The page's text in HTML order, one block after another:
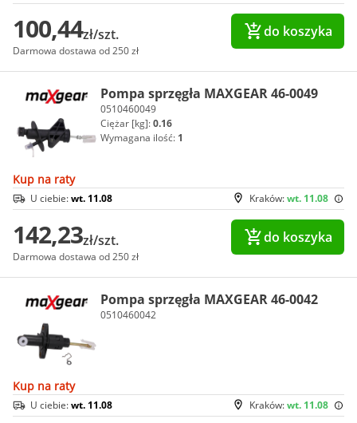
100,44zł/szt.
Darmowa dostawa od 250 zł
do koszyka
Pompa sprzęgła MAXGEAR 46-0049
0510460049
Ciężar [kg]:0.16
Wymagana ilość: 1
Kup na raty
Kraków:wt. 11.08
U ciebie:wt. 11.08
142,23zł/szt.
Darmowa dostawa od 250 zł
do koszyka
Pompa sprzęgła MAXGEAR 46-0042
0510460042
Kup na raty
Kraków:wt. 11.08
U ciebie:wt. 11.08